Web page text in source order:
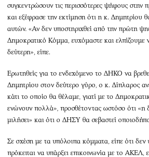
συγκεντρώσουν τις περισσότερες ψήφους
και εξέφρασε την εκτίμηση ότι η κ. Δημητρίου
αυτών. «Αν δεν υποστηριχθεί από την πρώτη
Δημοκρατικό Κόμμα, ευχόμαστε και ελπίζουμε
δεύτερη», είπε.
Ερωτηθείς για το ενδεχόμενο το ΔΗΚΟ να
Δημητρίου στον δεύτερο γύρο, ο κ. Δίπλαρος
κάτι το οποίο θα θέλαμε, γιατί με το
ενώνουν πολλά», προσθέτοντας ωστόσο ότι «η
μιλήσει» και ότι ο ΔΗΣΥ θα σεβαστεί
Σε σχέση με τα υπόλοιπα κόμματα, είπε ότι δεν
πρόκειται να υπάρξει επικοινωνία με το ΑΚΕΛ,